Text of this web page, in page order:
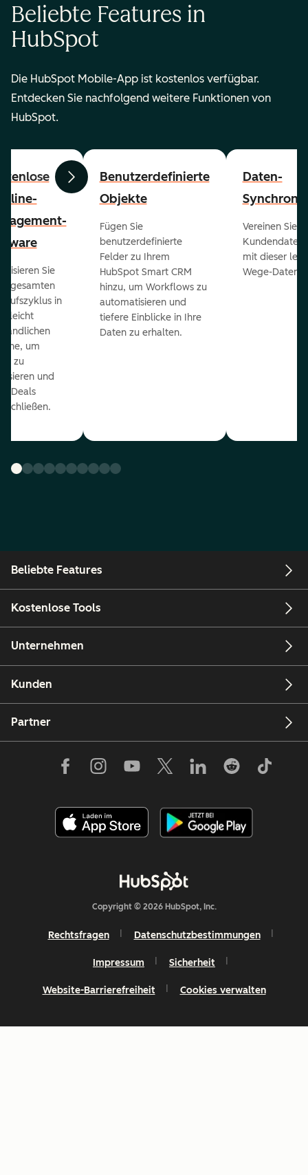
Beliebte Features in
HubSpot
Die HubSpot Mobile-App ist kostenlos verfügbar.
Entdecken Sie nachfolgend weitere Funktionen von
HubSpot.
ZurückWeiter
Sie
gesamten
in
leicht
um
zu
und
Deals
Benutzerdefinierte
Objekte
Fügen Sie
benutzerdefinierte
Felder zu Ihrem
HubSpot Smart CRM
hinzu, um Workflows zu
automatisieren und
tiefere Einblicke in Ihre
Daten zu erhalten.
Daten-
Vereinen Sie
Kundendaten
mit dieser
Wege-Daten-
Beliebte Features
Kostenlose Tools
Unternehmen
Kunden
Partner
Copyright © 2026 HubSpot, Inc.
Rechtsfragen Datenschutzbestimmungen
Impressum Sicherheit
Website-Barrierefreiheit Cookies verwalten